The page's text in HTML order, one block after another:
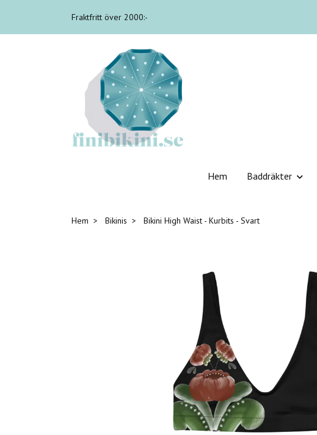
Fraktfritt över 2000:-
Hem Baddräkter
Hem Bikinis Bikini High Waist - Kurbits - Svart